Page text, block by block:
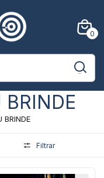
0
BRINDE
BRINDE
Filtrar